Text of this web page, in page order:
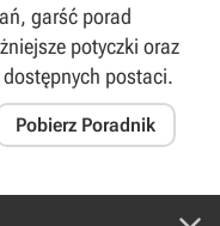
garść porad
potyczki oraz
postaci.
Pobierz Poradnik